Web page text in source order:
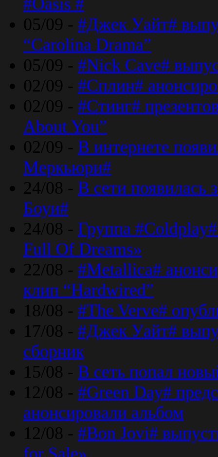
05/09 - #Джек Уайт#
“Carolina Drama”
05/09 - #Nick Cave#
02/09 - #Сплин#
02/09 - #Стинг#
About You”
02/09 - В интернете
Меркьюри#
24/08 - В сети появилась
Боуи#
24/08 - Группа
Full Of Dreams»
22/08 - #Metallica#
клип “Hardwired”
18/08 - #The Verve#
17/08 - #Джек Уайт#
сборник
15/08 - В сеть попал
12/08 - #Green Day#
анонсировали альбом
12/08 - #Bon Jovi#